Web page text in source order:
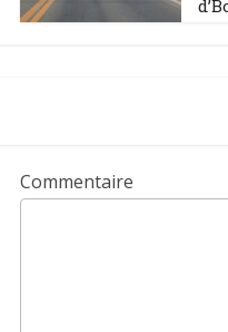
Commentaire